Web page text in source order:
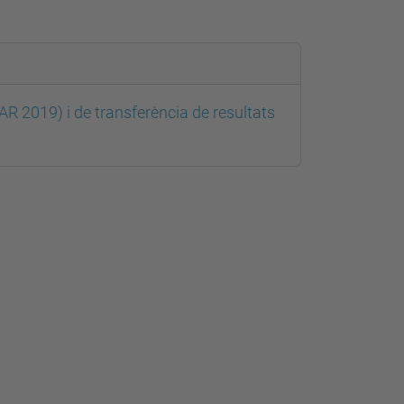
2019) i de transferència de resultats